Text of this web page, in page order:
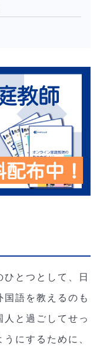
とつとして、日
語を教えるのも
と過ごしてせっ
にするために、